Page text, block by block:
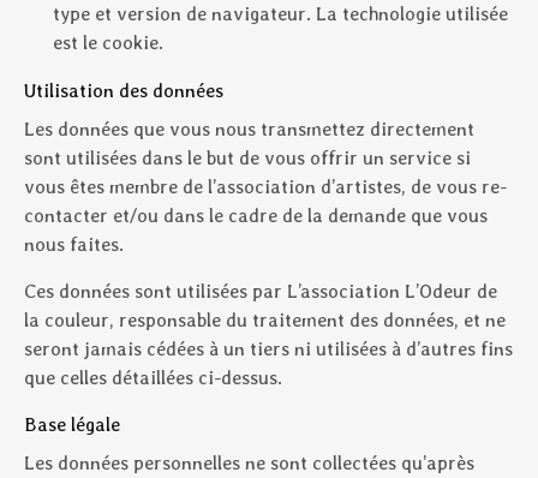
type et version de navigateur. La technologie utilisée
est le cookie.
Utilisation des données
Les données que vous nous transmettez directement
sont utilisées dans le but de vous offrir un service si
vous êtes membre de l’association d’artistes, de vous re-
contacter et/ou dans le cadre de la demande que vous
nous faites.
Ces données sont utilisées par L’association L’Odeur de
la couleur, responsable du traitement des données, et ne
seront jamais cédées à un tiers ni utilisées à d’autres fins
que celles détaillées ci-dessus.
Base légale
Les données personnelles ne sont collectées qu’après